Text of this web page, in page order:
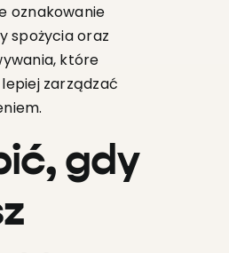
oznakowanie
spożycia oraz
które
zarządzać
gdy